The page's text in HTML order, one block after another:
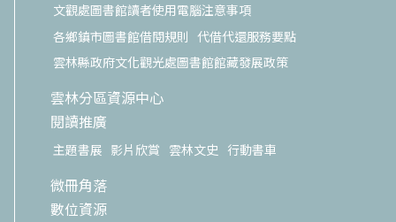
文觀處圖書館讀者使用電腦注意事項
各鄉鎮市圖書館借閱規則 代借代還服務要點
雲林縣政府文化觀光處圖書館館藏發展政策
雲林分區資源中心
閱讀推廣
主題書展 影片欣賞 雲林文史 行動書車
微冊角落
數位資源